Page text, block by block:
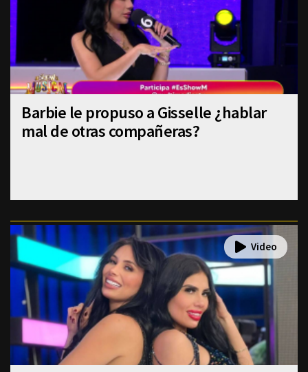
Barbie le propuso a Gisselle ¿hablar
mal de otras compañeras?